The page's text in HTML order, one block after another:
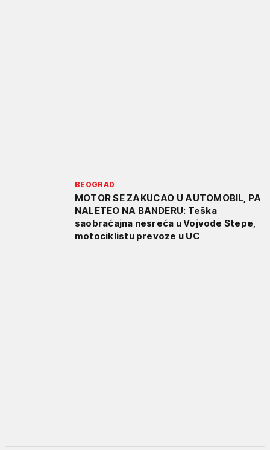
BEOGRAD
MOTOR SE ZAKUCAO U AUTOMOBIL, PA
NALETEO NA BANDERU: Teška
saobraćajna nesreća u Vojvode Stepe,
motociklistu prevoze u UC